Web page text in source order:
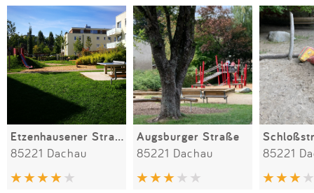
Etzenhausener Straße 10
85221 Dachau
Augsburger Straße
85221 Dachau 85221